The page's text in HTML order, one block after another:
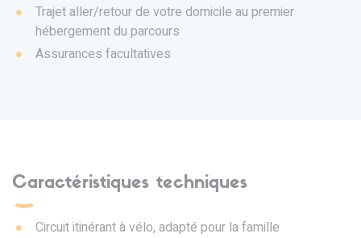
Trajet aller/retour de votre domicile au premier
hébergement du parcours
Assurances facultatives
Caractéristiques techniques
Circuit itinérant à vélo, adapté pour la famille